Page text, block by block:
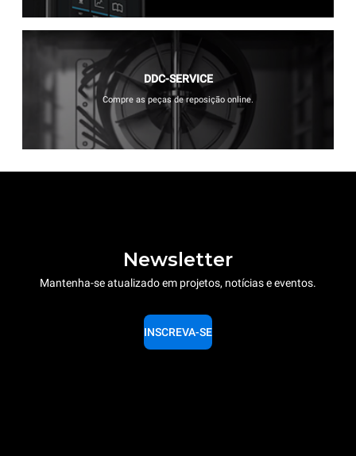
DDC-SERVICE
Compre as peças de reposição online.
Newsletter
Mantenha-se atualizado em projetos, notícias e eventos.
INSCREVA-SE